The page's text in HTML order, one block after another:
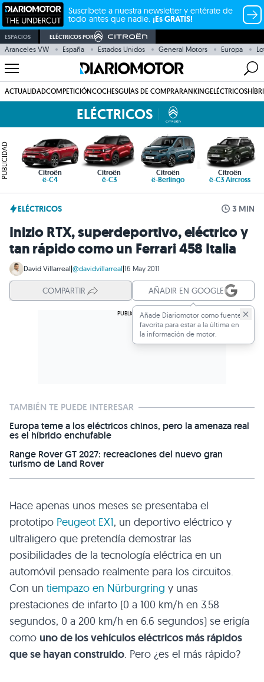
Suscríbete a nuestra newsletter y entérate de
todo antes que nadie. ¡Es GRATIS!
ESPACIOS ELÉCTRICOS POR
Aranceles VW España Estados Unidos General Motors Europa
ACTUALIDADCOMPETICIÓNCOCHESGUÍAS DE COMPRARANKINGELÉCTRICOS
ELÉCTRICOS
PUBLICIDAD Citroën
ë-C4
Citroën
ë-C3
Citroën
ë-Berlingo
Citroën
ë-C3 Aircross
ELÉCTRICOS 3 MIN
Inizio RTX, superdeportivo, eléctrico y
tan rápido como un Ferrari 458 Italia
David Villarreal|@davidvillarreal|16 May 2011
COMPARTIR AÑADIR EN GOOGLE
Añade Diariomotor como fuente
favorita para estar a la última en
la información de motor.
TAMBIÉN TE PUEDE INTERESAR
Europa teme a los eléctricos chinos, pero la amenaza real
es el híbrido enchufable
Range Rover GT 2027: recreaciones del nuevo gran
turismo de Land Rover
Hace apenas unos meses se presentaba el
prototipo Peugeot EX1, un deportivo eléctrico y
ultraligero que pretendía demostrar las
posibilidades de la tecnología eléctrica en un
automóvil pensado realmente para los circuitos.
Con un tiempazo en Nürburgring y unas
prestaciones de infarto (0 a 100 km/h en 3.58
segundos, 0 a 200 km/h en 6.6 segundos) se erigía
como uno de los vehículos eléctricos más rápidos
que se hayan construido. Pero ¿es el más rápido?